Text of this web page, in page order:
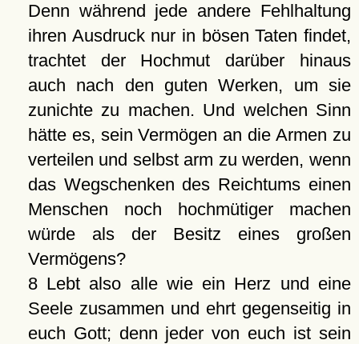
Denn während jede andere Fehlhaltung
ihren Ausdruck nur in bösen Taten findet,
trachtet der Hochmut darüber hinaus
auch nach den guten Werken, um sie
zunichte zu machen. Und welchen Sinn
hätte es, sein Vermögen an die Armen zu
verteilen und selbst arm zu werden, wenn
das Wegschenken des Reichtums einen
Menschen noch hochmütiger machen
würde als der Besitz eines großen
Vermögens?
8 Lebt also alle wie ein Herz und eine
Seele zusammen und ehrt gegenseitig in
euch Gott; denn jeder von euch ist sein